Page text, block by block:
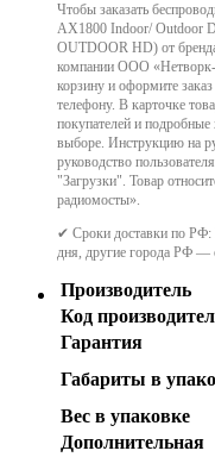
Чтобы заказать
AX1800 Indoor/ Outdoor
OUTDOOR HD) от
компании ООО «Нетворк-
корзину и оформите
телефону. В карточке
покупателей и подробные
выборе. Инструкцию на
руководство
"Загрузки". Товар
радиомосты».
✔ Сроки доставки по РФ:
дня, другие города РФ —
Производитель
Код
Гарантия
Габариты в
Вес в упаковке
Дополнительная